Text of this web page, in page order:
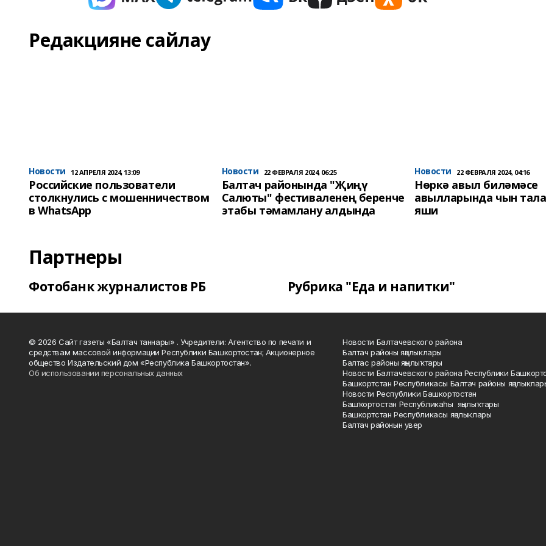
Редакцияне сайлау
Новости 12 АПРЕЛЯ 2024, 13:09
Российские пользователи
столкнулись с мошенничеством
в WhatsApp
Новости 22 ФЕВРАЛЯ 2024, 06:25
Балтач районында "Җиңү
Салюты" фестиваленең беренче
этабы тәмамлану алдында
Новости 22 ФЕВРАЛЯ 2024, 04:16
Нөркә авыл биләмәсе
авылларында чын
яши
Партнеры
Фотобанк журналистов РБ Рубрика "Еда и напитки"
© 2026 Сайт газеты «Балтач таннары» . Учредители: Агентство по печати и
средствам массовой информации Республики Башкортостан; Акционерное
общество Издательский дом «Республика Башкортостан».
Об использовании персональных данных
Новости Балтачевского района
Балтач районы яңалыклары
Балтас районы яңылыҡтары
Новости Балтачевского района Республики
Башкортстан Республикасы Балтач районы
Новости Республики Башкортостан
Башҡортостан Республикаһы яңылыҡтары
Башкортстан Республикасы яңалыклары
Балтач районын увер